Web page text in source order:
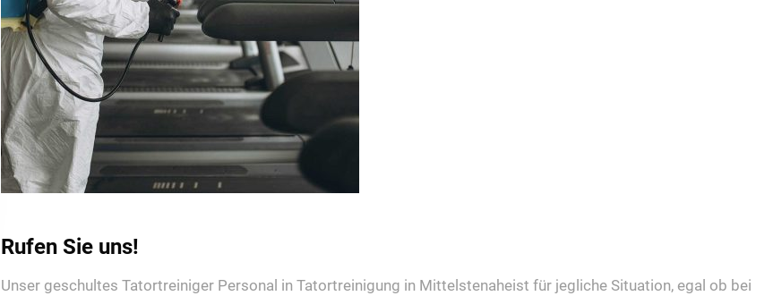
Rufen Sie uns!
Unser geschultes Tatortreiniger Personal in Tatortreinigung in Mittelstenaheist für jegliche Situation, egal ob bei